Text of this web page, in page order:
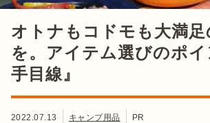
オトナもコドモも大満
を。アイテム選びのポ
手目線』
2022.07.13 キャンプ用品 PR